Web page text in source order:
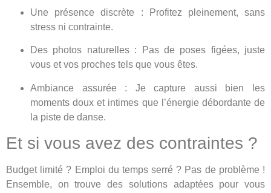
Une présence discrète : Profitez pleinement, sans
stress ni contrainte.
Des photos naturelles : Pas de poses figées, juste
vous et vos proches tels que vous êtes.
Ambiance assurée : Je capture aussi bien les
moments doux et intimes que l’énergie débordante de
la piste de danse.
Et si vous avez des contraintes ?
Budget limité ? Emploi du temps serré ? Pas de problème !
Ensemble, on trouve des solutions adaptées pour vous